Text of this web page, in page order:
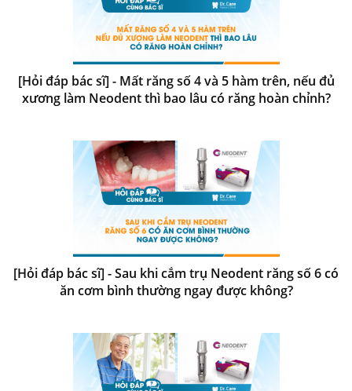
[Hỏi đáp bác sĩ] - Mất răng số 4 và 5 hàm trên, nếu đủ
xương làm Neodent thì bao lâu có răng hoàn chỉnh?
[Hỏi đáp bác sĩ] - Sau khi cắm trụ Neodent răng số 6 có
ăn cơm bình thường ngay được không?